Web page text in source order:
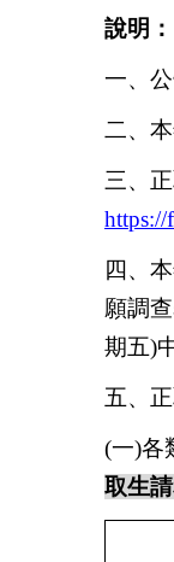
說明：
一、
二、
三、
四、
願調
期五)
五、
(一)各
取生